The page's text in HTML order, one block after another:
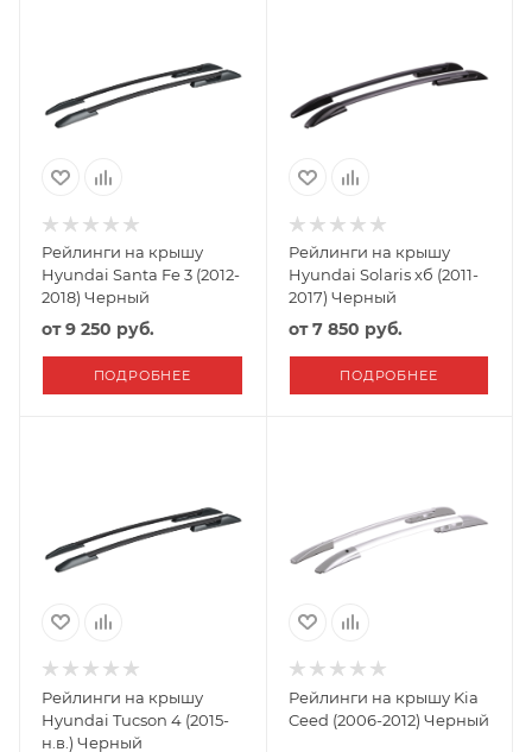
Рейлинги на крышу
Hyundai Santa Fe 3 (2012-
2018) Черный
от9 250 руб.
ПОДРОБНЕЕ
Рейлинги на крышу
Hyundai Solaris хб (2011-
2017) Черный
от7 850 руб.
ПОДРОБНЕЕ
Рейлинги на крышу
Hyundai Tucson 4 (2015-
н.в.) Черный
Рейлинги на крышу Kia
Ceed (2006-2012) Черный